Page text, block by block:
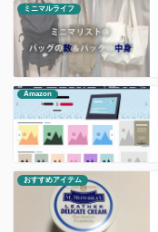
ミニマルライフ
Amazon
おすすめアイテム